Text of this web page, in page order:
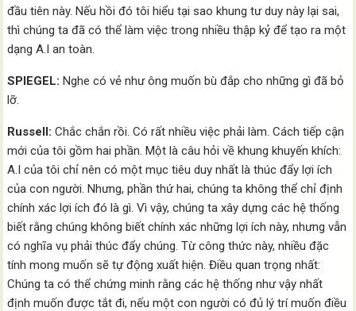
đầu tiên này. Nếu hồi đó tôi hiểu tại sao khung tư duy này lại sai,
thì chúng ta đã có thể làm việc trong nhiều thập kỷ để tạo ra một
dạng A.I an toàn.
SPIEGEL: Nghe có vẻ như ông muốn bù đắp cho những gì đã bỏ
lỡ.
Russell: Chắc chắn rồi. Có rất nhiều việc phải làm. Cách tiếp cận
mới của tôi gồm hai phần. Một là câu hỏi về khung khuyến khích:
A.I của tôi chỉ nên có một mục tiêu duy nhất là thúc đẩy lợi ích
của con người. Nhưng, phần thứ hai, chúng ta không thể chỉ định
chính xác lợi ích đó là gì. Vì vậy, chúng ta xây dựng các hệ thống
biết rằng chúng không biết chính xác những lợi ích này, nhưng vẫn
có nghĩa vụ phải thúc đẩy chúng. Từ công thức này, nhiều đặc
tính mong muốn sẽ tự động xuất hiện. Điều quan trọng nhất:
Chúng ta có thể chứng minh rằng các hệ thống như vậy nhất
định muốn được tắt đi, nếu một con người có đủ lý trí muốn điều